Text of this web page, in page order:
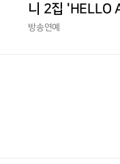
니 2집 'HELLO
상승세
방송연예